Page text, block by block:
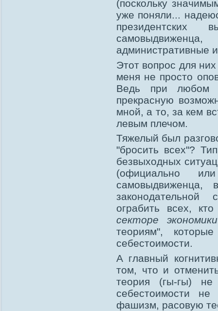
(поскольку
уже поняли...
административные
Этот вопрос для
меня не просто
Ведь при любом
прекрасную
мной, а то, за кем
левым плечом.
Тяжелый был
"бросить всех"?
безвыходных
(официально
самовыдвиженца,
ограбить всех,
секторе экономики
теориям",
себестоимости.
А главный
том, что и
теория (гы-гы) не
себестоимости
фашизм, расовую